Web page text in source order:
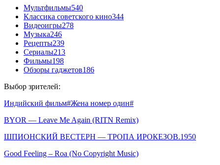
Мультфильмы540
Классика советского кино344
Видеоигры278
Музыка246
Рецепты239
Сериалы213
Фильмы198
Обзоры гаджетов186
Выбор зрителей:
Индийский фильм#Жена номер один#
BYOR — Leave Me Again (RITN Remix)
ШПИОНСКИЙ ВЕСТЕРН — ТРОПА ИРОКЕЗОВ.1950
Good Feeling – Roa (No Copyright Music)